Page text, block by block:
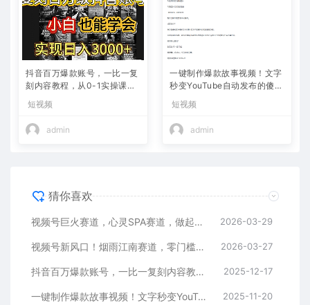
抖音百万爆款账号，一比一复
刻内容教程，从0-1实操课，
入10w+
短视频
admin
一键制作爆款故事视频！文字
秒变YouTube自动发布的傻瓜
短视频
admin
猜你喜欢
视频号巨火赛道，心灵SPA赛道，做起来超简单，每天收益800+ 2026-03-29
视频号新风口！烟雨江南赛道，零门槛日入 500+ 2026-03-27
抖音百万爆款账号，一比一复刻内容教程，从0-1实操课，小白也能学会，复制爆款，月入10w+ 2025-12-17
一键制作爆款故事视频！文字秒变YouTube自动发布的傻瓜式教程 2025-11-20